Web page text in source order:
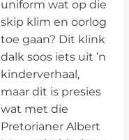
uniform wat op die
skip klim en oorlog
toe gaan? Dit klink
dalk soos iets uit ’n
kinderverhaal,
maar dit is presies
wat met die
Pretorianer Albert